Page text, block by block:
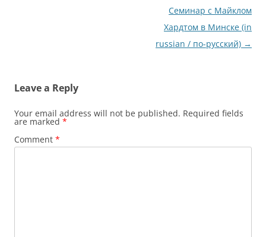
Семинар с Майклом
Хардтом в Минске (in
russian / по-русский) →
Leave a Reply
Your email address will not be published. Required fields
are marked *
Comment *